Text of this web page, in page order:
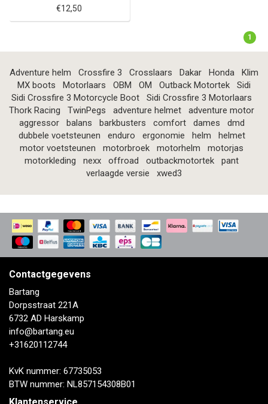
€12,50
1
Adventure helm Crossfire 3 Crosslaars Dakar Honda
Klim
MX boots
Motorlaars OBM OM Outback Motortek
Sidi
Sidi Crossfire 3 Motorcycle Boot
Sidi Crossfire 3 Motorlaars
Thork Racing
TwinPegs adventure helmet
adventure motor
aggressor
balans barkbusters comfort dames
dmd
dubbele voetsteunen
enduro ergonomie helm
helmet
motor voetsteunen
motorbroek motorhelm
motorjas
motorkleding
nexx offroad outbackmotortek
pant
verlaagde versie
xwed3
Contactgegevens
Bartang
Dorpsstraat 221A
6732 AD Harskamp
info@bartang.eu
+31620112744
KvK nummer: 67735053
BTW nummer: NL857154308B01